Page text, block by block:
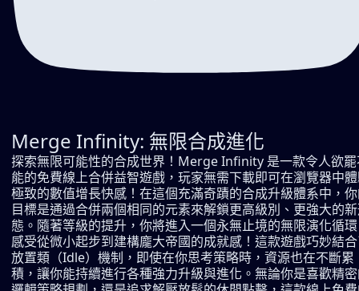
Merge Infinity: 無限合成進化
探索無限可能性的合成世界！Merge Infinity 是一款令人欲
能的免費線上合併益智遊戲，玩家無需下載即可在瀏覽器中
極致的數值增長快感！在這個充滿奇蹟的合成升級體系中，
目標是通過合併兩個相同的元素來解鎖更高級別、更強大的
態。隨著等級的提升，你將進入一個永無止境的無限演化循
感受從微小起步到建構龐大帝國的成就感！這款遊戲巧妙結
放置類（Idle）機制，即使在你思考策略時，資源也在不斷累
積，讓你能持續進行各種強力升級與進化。無論你是喜歡精